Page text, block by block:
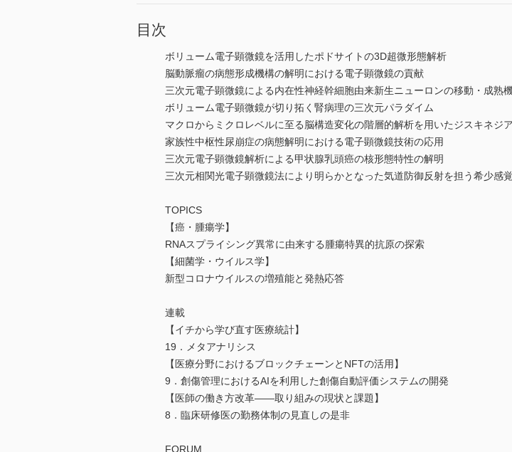
目次
ボリューム電子顕微鏡を活用したポドサイトの3D超微形態解析
脳動脈瘤の病態形成機構の解明における電子顕微鏡の貢献
三次元電子顕微鏡による内在性神経幹細胞由来新生ニューロンの移動・成熟
ボリューム電子顕微鏡が切り拓く腎病理の三次元パラダイム
マクロからミクロレベルに至る脳構造変化の階層的解析を用いたジスキネジ
家族性中枢性尿崩症の病態解明における電子顕微鏡技術の応用
三次元電子顕微鏡解析による甲状腺乳頭癌の核形態特性の解明
三次元相関光電子顕微鏡法により明らかとなった気道防御反射を担う希少感
TOPICS
【癌・腫瘍学】
RNAスプライシング異常に由来する腫瘍特異的抗原の探索
【細菌学・ウイルス学】
新型コロナウイルスの増殖能と発熱応答
連載
【イチから学び直す医療統計】
19．メタアナリシス
【医療分野におけるブロックチェーンとNFTの活用】
9．創傷管理におけるAIを利用した創傷自動評価システムの開発
【医師の働き方改革――取り組みの現状と課題】
8．臨床研修医の勤務体制の見直しの是非
FORUM